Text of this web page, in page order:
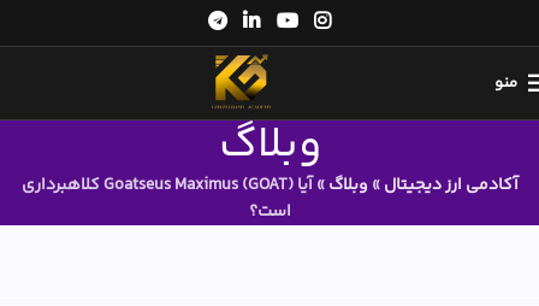
منو
وبلاگ
آکادمی ارز دیجیتال» وبلاگ»
آیا Goatseus Maximus (GOAT) کلاهبرداری
است؟